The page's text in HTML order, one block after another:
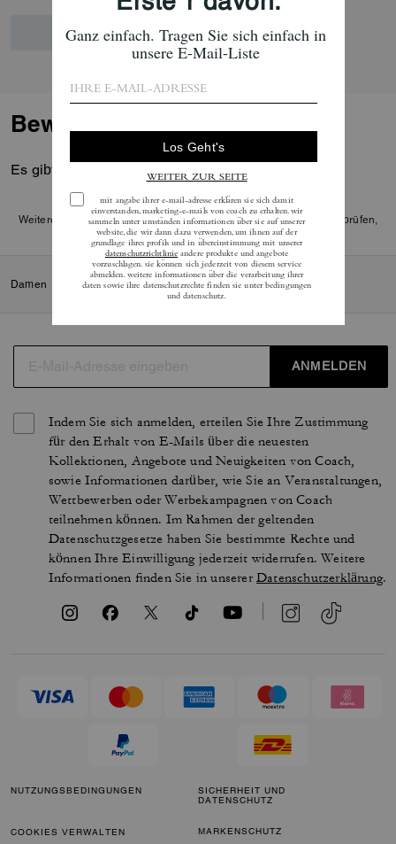
Bewertungen
Es gibt noch keine Reviews.
Weitere Informationen darüber, wie wir unsere Bewertungen überprüfen,
finden Siehier.
Damen Accessoires und Schmuck / Schmuck / Ohrringe
ANMELDEN
Indem Sie sich anmelden, erteilen Sie Ihre Zustimmung
für den Erhalt von E-Mails über die neuesten
Kollektionen, Angebote und Neuigkeiten von Coach,
sowie Informationen darüber, wie Sie an Veranstaltungen,
Wettbewerben oder Werbekampagnen von Coach
teilnehmen können. Im Rahmen der geltenden
Datenschutzgesetze haben Sie bestimmte Rechte und
können Ihre Einwilligung jederzeit widerrufen. Weitere
Informationen finden Sie in unsererDatenschutzerklärung.
NUTZUNGSBEDINGUNGEN
SICHERHEIT UND
DATENSCHUTZ
COOKIES VERWALTEN MARKENSCHUTZ